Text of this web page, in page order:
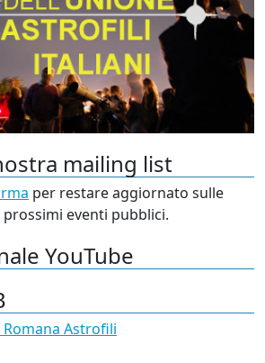
mailing list
per restare aggiornato sulle
eventi pubblici.
YouTube
Romana Astrofili